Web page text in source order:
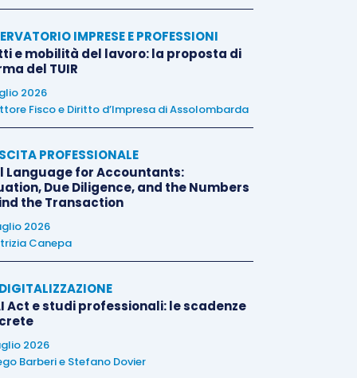
IMPRESE E PROFESSIONI
e mobilità del lavoro: la proposta di
del TUIR
2026
Fisco e Diritto d’Impresa di Assolombarda
PROFESSIONALE
Language for Accountants:
Due Diligence, and the Numbers
the Transaction
2026
Canepa
Act e studi professionali: le scadenze
2026
Barberie Stefano Dovier